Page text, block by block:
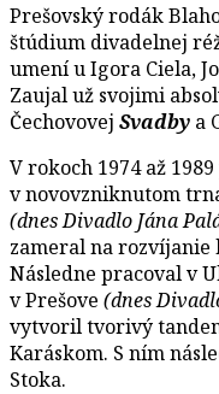
Prešovský rodák
štúdium divadelnej
umení u Igora Ciela,
Zaujal už svojimi
Čechovovej Svadby a
V rokoch 1974 až
v novovzniknutom
(dnes Divadlo Jána
zameral na
Následne pracoval v
v Prešove (dnes
vytvoril tvorivý
Karáskom. S ním
Stoka.